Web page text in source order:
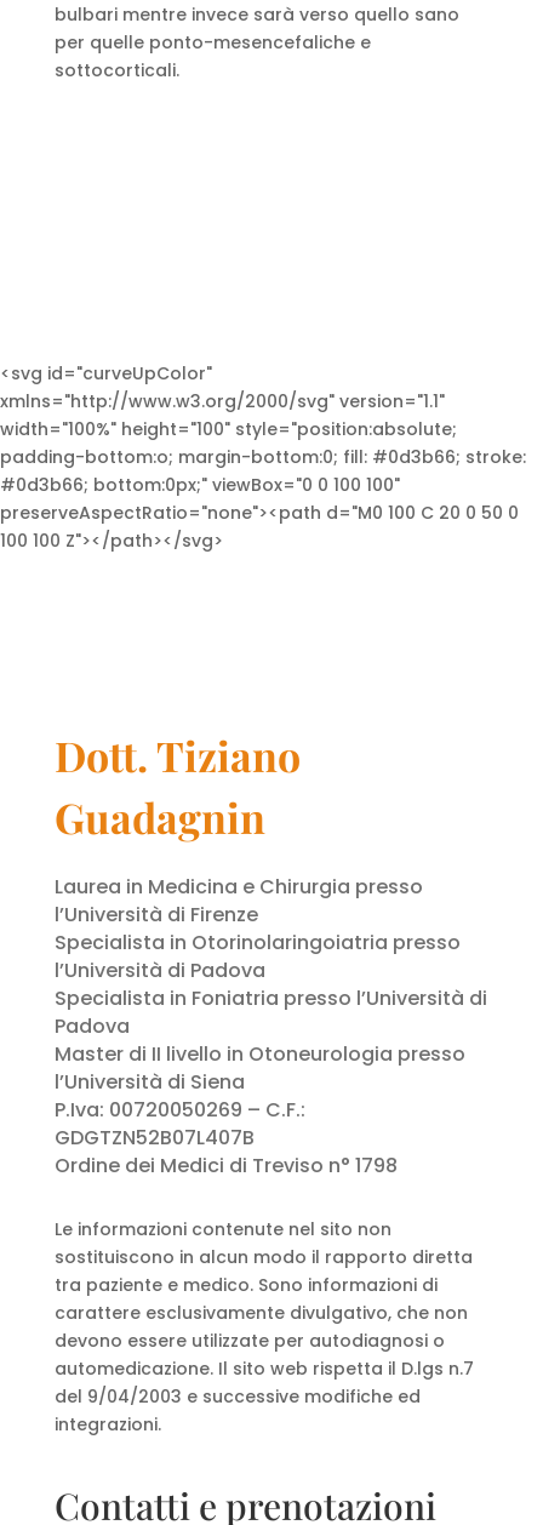
bulbari mentre invece sarà verso quello sano
per quelle ponto-mesencefaliche e
sottocorticali.
<svg id="curveUpColor"
xmlns="http://www.w3.org/2000/svg" version="1.1"
width="100%" height="100" style="position:absolute;
padding-bottom:o; margin-bottom:0; fill: #0d3b66; stroke:
#0d3b66; bottom:0px;" viewBox="0 0 100 100"
preserveAspectRatio="none"><path d="M0 100 C 20 0 50 0
100 100 Z"></path></svg>
Dott. Tiziano
Guadagnin
Laurea in Medicina e Chirurgia presso
l’Università di Firenze
Specialista in Otorinolaringoiatria presso
l’Università di Padova
Specialista in Foniatria presso l’Università di
Padova
Master di II livello in Otoneurologia presso
l’Università di Siena
P.Iva: 00720050269 – C.F.:
GDGTZN52B07L407B
Ordine dei Medici di Treviso n° 1798
Le informazioni contenute nel sito non
sostituiscono in alcun modo il rapporto diretta
tra paziente e medico. Sono informazioni di
carattere esclusivamente divulgativo, che non
devono essere utilizzate per autodiagnosi o
automedicazione. Il sito web rispetta il D.lgs n.7
del 9/04/2003 e successive modifiche ed
integrazioni.
Contatti e prenotazioni